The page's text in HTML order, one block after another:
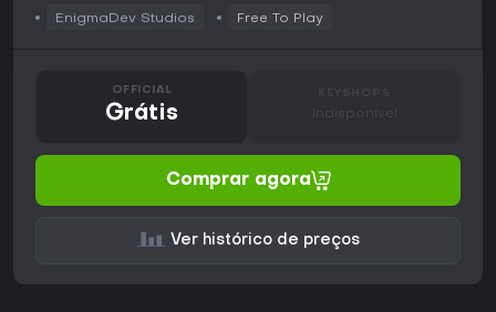
EnigmaDev Studios Free To Play
OFFICIAL
Grátis Indisponível
Comprar agora
Ver histórico de preços